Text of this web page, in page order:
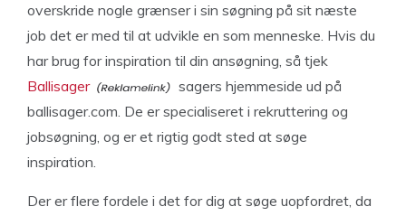
overskride nogle grænser i sin søgning på sit næste
job det er med til at udvikle en som menneske. Hvis du
har brug for inspiration til din ansøgning, så tjek
Ballisager
sagers hjemmeside ud på
ballisager.com. De er specialiseret i rekruttering og
jobsøgning, og er et rigtig godt sted at søge
inspiration.
Der er flere fordele i det for dig at søge uopfordret, da